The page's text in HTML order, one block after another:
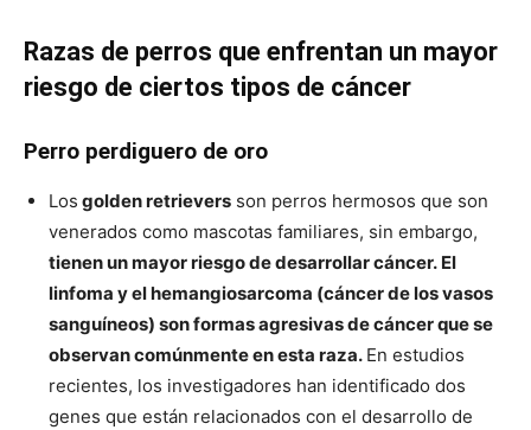
Razas de perros que enfrentan un mayor
riesgo de ciertos tipos de cáncer
Perro perdiguero de oro
Los golden retrievers son perros hermosos que son
venerados como mascotas familiares, sin embargo,
tienen un mayor riesgo de desarrollar cáncer. El
linfoma y el hemangiosarcoma (cáncer de los vasos
sanguíneos) son formas agresivas de cáncer que se
observan comúnmente en esta raza. En estudios
recientes, los investigadores han identificado dos
genes que están relacionados con el desarrollo de